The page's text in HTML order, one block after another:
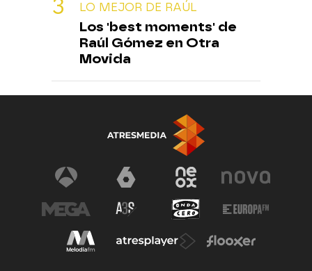
LO MEJOR DE RAÚL
Los 'best moments' de
Raúl Gómez en Otra
Movida